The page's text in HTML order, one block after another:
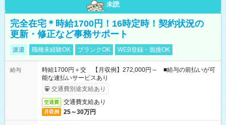
未読
完全在宅＊時給1700円！16時定時！契約状況の
更新・修正など事務サポート
派遣 職種未経験OK ブランクOK WEB登録・面接OK
給与
時給1700円＋交 【月収例】272,000円～ ■給与の前払いが可
能な速払いサービスあり
交通費別途支給あり
交通費 交通費支給あり
月収例 25～30万円